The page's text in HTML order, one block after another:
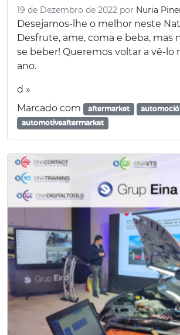
19 de Dezembro de 2022 por Nuria
Desejamos-lhe o melhor neste
Desfrute, ame, coma e beba, mas
se beber! Queremos voltar a vê-lo
ano.
d »
Marcado com
aftermarket
automotiveaftermarket